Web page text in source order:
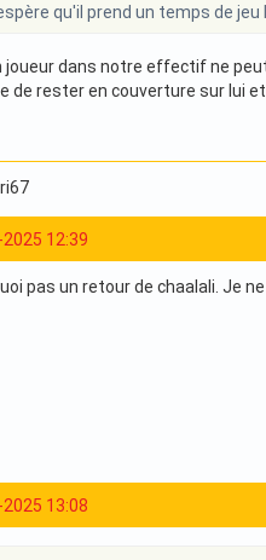
qu'il prend un temps de
joueur dans notre effectif ne
de rester en couverture sur lui
12:39
pas un retour de chaalali. Je
13:08